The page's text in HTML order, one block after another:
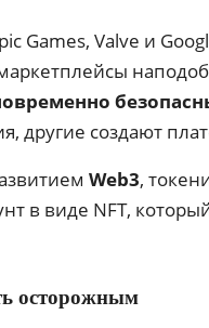
Games, Valve и
другие создают
Web3,
в виде NFT,
осторожным